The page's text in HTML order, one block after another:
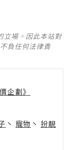
立場。因此本站對
負任何法律責
企劃》
丶 寵物 丶 扮靚